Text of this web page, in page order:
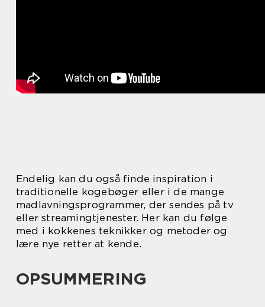
Endelig kan du også finde inspiration i
traditionelle kogebøger eller i de mange
madlavningsprogrammer, der sendes på tv
eller streamingtjenester. Her kan du følge
med i kokkenes teknikker og metoder og
lære nye retter at kende.
OPSUMMERING